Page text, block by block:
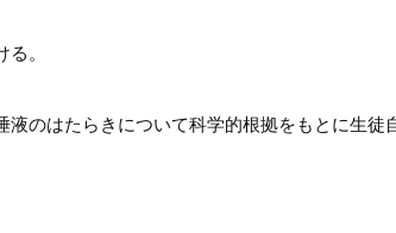
。
のはたらきについて科学的根拠をもとに生徒